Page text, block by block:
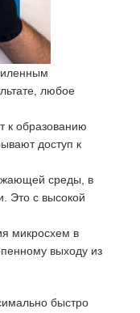
любое
к образованию
доступ к
среды, в
Это с высокой
микросхем в
выходу из
быстро